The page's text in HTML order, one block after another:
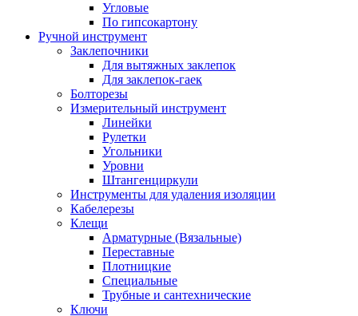
Угловые
По гипсокартону
Ручной инструмент
Заклепочники
Для вытяжных заклепок
Для заклепок-гаек
Болторезы
Измерительный инструмент
Линейки
Рулетки
Угольники
Уровни
Штангенциркули
Инструменты для удаления изоляции
Кабелерезы
Клещи
Арматурные (Вязальные)
Переставные
Плотницкие
Специальные
Трубные и сантехнические
Ключи